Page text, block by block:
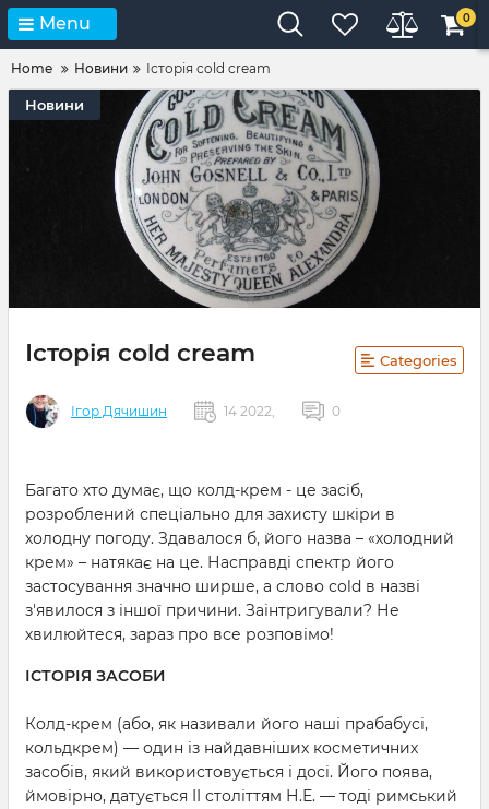
Menu 0
Home Новини Історія cold cream
Новини
Історія cold cream Categories
Ігор Дячишин 14 2022, 0
Багато хто думає, що колд-крем - це засіб,
розроблений спеціально для захисту шкіри в
холодну погоду. Здавалося б, його назва – «холодний
крем» – натякає на це. Насправді спектр його
застосування значно ширше, а слово cold в назві
з'явилося з іншої причини. Заінтригували? Не
хвилюйтеся, зараз про все розповімо!
ІСТОРІЯ ЗАСОБИ
Колд-крем (або, як називали його наші прабабусі,
кольдкрем) — один із найдавніших косметичних
засобів, який використовується і досі. Його поява,
ймовірно, датується II століттям Н.Е. — тоді римський